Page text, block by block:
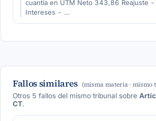
cuantía en UTM Neto 343,86 Reajuste
Intereses - …
Fallos similares (misma materia · mismo
Otros 5 fallos del mismo tribunal sobre
CT.